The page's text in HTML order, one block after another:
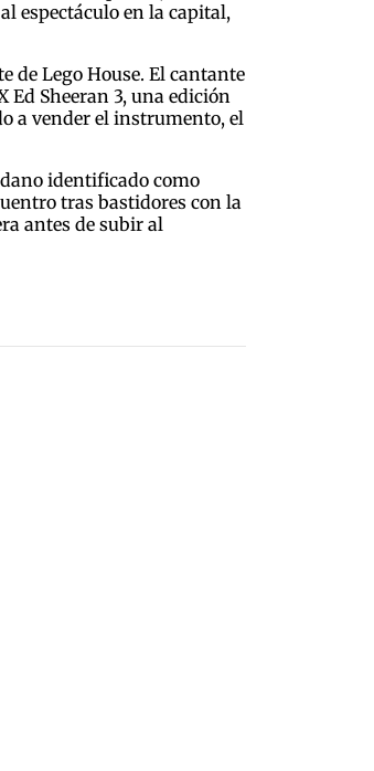
espectáculo en la capital,
de Lego House. El cantante
Sheeran 3, una edición
a vender el instrumento, el
identificado como
tras bastidores con la
antes de subir al